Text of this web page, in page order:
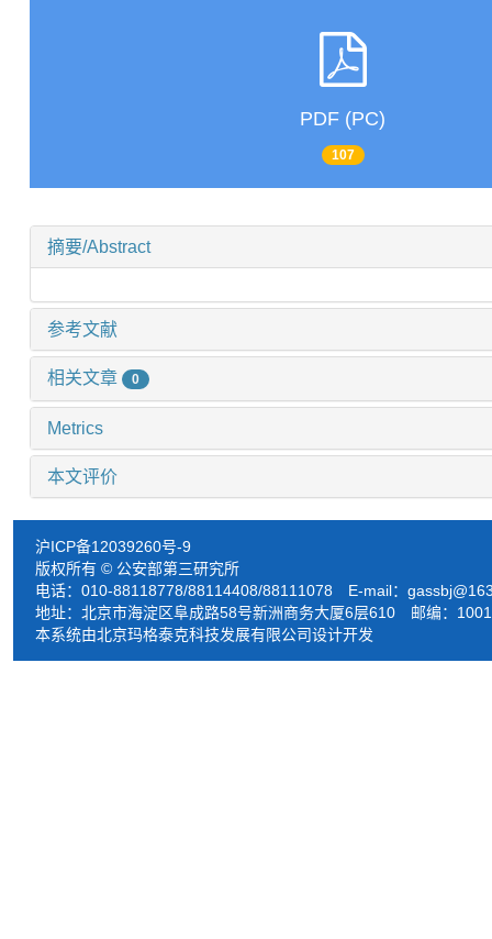
PDF (PC)
107
摘要/Abstract
参考文献
相关文章 0
Metrics
本文评价
沪ICP备12039260号-9
版权所有 © 公安部第三研究所
电话：010-88118778/88114408/88111078 E-mail：
地址：北京市海淀区阜成路58号新洲商务大厦6层610 邮编：
本系统由北京玛格泰克科技发展有限公司设计开发